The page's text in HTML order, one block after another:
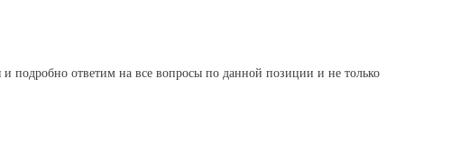
подробно ответим на все вопросы по данной позиции и не только